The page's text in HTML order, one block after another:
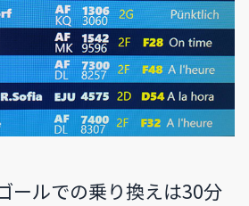
ールでの乗り換えは30分